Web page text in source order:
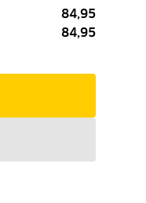
84,95
84,95